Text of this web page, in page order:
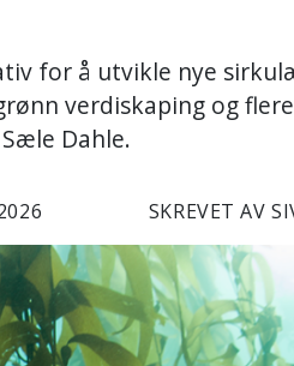
for å utvikle nye
verdiskaping og
Dahle.
SKREVET AV